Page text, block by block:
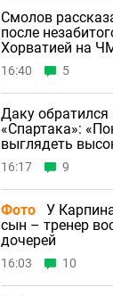
Смолов
после
Хорватией на
16:40 5
Даку
«Спартака»:
выглядеть
16:17 9
Фото
У
сын – тренер
дочерей
16:03 10